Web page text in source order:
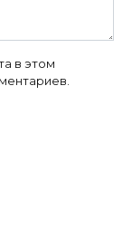
в этом